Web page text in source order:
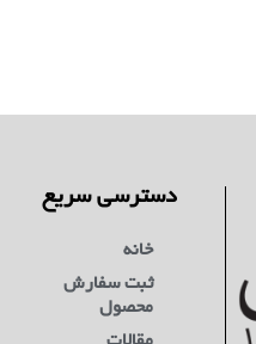
دسترسی سریع
خانه
ثبت سفارش
محصول